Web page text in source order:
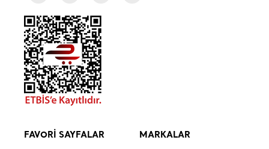
FAVORİ SAYFALAR MARKALAR